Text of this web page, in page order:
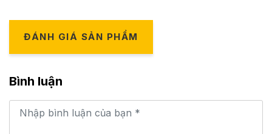
ĐÁNH GIÁ SẢN PHẨM
Bình luận